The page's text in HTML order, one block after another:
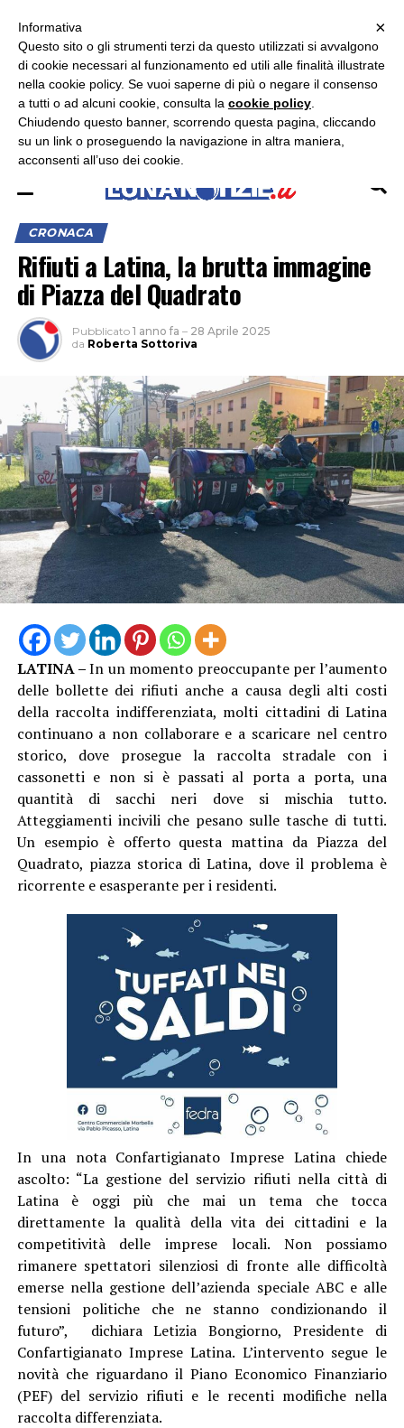
ASCOLTA RADIO LUNA
CRONACA
Rifiuti a Latina, la brutta immagine
di Piazza del Quadrato
Pubblicato 1 anno fa – 28 Aprile 2025
da Roberta Sottoriva
LATINA –In un momento preoccupante per l’aumento
delle bollette dei rifiuti anche a causa degli alti costi
della raccolta indifferenziata, molti cittadini di Latina
continuano a non collaborare e a scaricare nel centro
storico, dove prosegue la raccolta stradale con i
cassonetti e non si è passati al porta a porta, una
quantità di sacchi neri dove si mischia tutto.
Atteggiamenti incivili che pesano sulle tasche di tutti.
Un esempio è offerto questa mattina da Piazza del
Quadrato, piazza storica di Latina, dove il problema è
ricorrente e esasperante per i residenti.
In una nota Confartigianato Imprese Latina chiede
ascolto: “La gestione del servizio rifiuti nella città di
Latina è oggi più che mai un tema che tocca
direttamente la qualità della vita dei cittadini e la
competitività delle imprese locali. Non possiamo
rimanere spettatori silenziosi di fronte alle difficoltà
emerse nella gestione dell’azienda speciale ABC e alle
tensioni politiche che ne stanno condizionando il
futuro”, dichiara Letizia Bongiorno, Presidente di
Confartigianato Imprese Latina. L’intervento segue le
novità che riguardano il Piano Economico Finanziario
(PEF) del servizio rifiuti e le recenti modifiche nella
raccolta differenziata.
×
×
Informativa
Questo sito o gli strumenti terzi da questo utilizzati si avvalgono
di cookie necessari al funzionamento ed utili alle finalità illustrate
nella cookie policy. Se vuoi saperne di più o negare il consenso
a tutti o ad alcuni cookie, consulta la cookie policy
Chiudendo questo banner, scorrendo questa pagina, cliccando
su un link o proseguendo la navigazione in altra maniera,
acconsenti all’uso dei cookie.